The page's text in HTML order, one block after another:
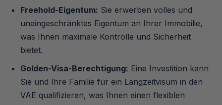
Freehold-Eigentum: Sie erwerben volles und
uneingeschränktes Eigentum an Ihrer Immobilie,
was Ihnen maximale Kontrolle und Sicherheit
bietet.
Golden-Visa-Berechtigung: Eine Investition kann
Sie und Ihre Familie für ein Langzeitvisum in den
VAE qualifizieren, was Ihnen einen flexiblen